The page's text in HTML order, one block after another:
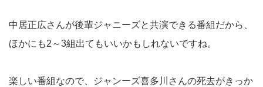
中居正広さんが後輩ジャニーズと共演できる番組だから、
ほかにも2～3組出てもいいかもしれないですね。
楽しい番組なので、ジャンーズ喜多川さんの死去がきっか